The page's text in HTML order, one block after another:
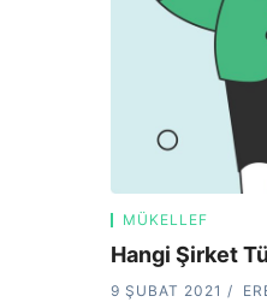
MÜKELLEF
Hangi Şirket
9 ŞUBAT 2021